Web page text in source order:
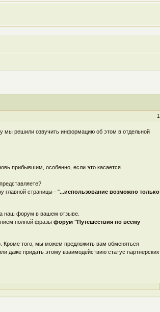
1
мы решили озвучить информацию об этом в отдельной
прибывшим, особенно, если это касается
главной страницы - "...использование возможно только
наш форум в вашем отзыве.
полной фразыфорум "Путешествия по всему
Кроме того, мы можем предложить вам обменяться
даже придать этому взаимодействию статус партнерских